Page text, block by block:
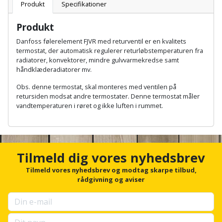
Fugtsikring
Garageport
Gelænder
Gips
Grundmursplader
Hardieplank
brædder
Hemsestige
Isolering
Komposit
Fugepistol
og
skumpistol
Gevindskærer
Gipsværktøj
Glasløfter
Glasskærer
Hæftepistol
hammer
Betonsliber
Bindemaskine
Bits
Bor
Bore-
og
skruemaskine
Borehammer
Boremaskinetilbehør
Motorenhed
Motorsav
og
kædesav
Motorsav
og
tilbehør
Pælebor
Plæneklipper
tilbehør
Brænde
Brændeovn
Brandslukker
Brugskunst
Camping
Dørmåtte
Drivhus
Spartelmasse
til
væg
Tape
Rør
fittings
Stålvask
og
indeklima
Guides
Aktiviteter
Produkt Specifikationer
Produkt
Danfoss følerelement FJVR med returventil er en kvalitets
termostat, der automatisk regulerer returløbstemperaturen fra
radiatorer, konvektorer, mindre gulvvarmekredse samt
håndklæderadiatorer mv.
Obs. denne termostat, skal monteres med ventilen på
retursiden modsat andre termostater. Denne termostat måler
vandtemperaturen i røret og ikke luften i rummet.
c
r
u
p
Tilmeld dig vores nyhedsbrev
Tilmeld vores nyhedsbrev og modtag skarpe tilbud,
rådgivning og aviser